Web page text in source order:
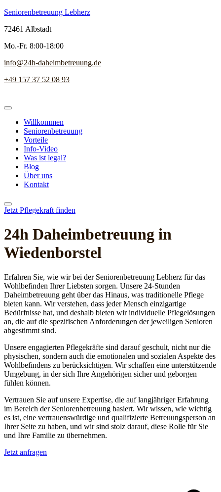
Seniorenbetreuung Lebherz
72461 Albstadt
Mo.-Fr. 8:00-18:00
info@24h-daheimbetreuung.de
+49 157 37 52 08 93
Willkommen
Seniorenbetreuung
Vorteile
Info-Video
Was ist legal?
Blog
Über uns
Kontakt
Jetzt Pflegekraft finden
24h Daheim­betreuung in
Wiedenborstel
Erfahren Sie, wie wir bei der Seniorenbetreuung Lebherz für das
Wohlbefinden Ihrer Liebsten sorgen. Unsere 24-Stunden
Daheimbetreuung geht über das Hinaus, was traditionelle Pflege
bieten kann. Wir verstehen, dass jeder Mensch einzigartige
Bedürfnisse hat, und deshalb bieten wir individuelle Pflegelösungen
an, die auf die spezifischen Anforderungen der jeweiligen Senioren
abgestimmt sind.
Unsere engagierten Pflegekräfte sind darauf geschult, nicht nur die
physischen, sondern auch die emotionalen und sozialen Aspekte des
Wohlbefindens zu berücksichtigen. Wir schaffen eine unterstützende
Umgebung, in der sich Ihre Angehörigen sicher und geborgen
fühlen können.
Vertrauen Sie auf unsere Expertise, die auf langjähriger Erfahrung
im Bereich der Seniorenbetreuung basiert. Wir wissen, wie wichtig
es ist, eine vertrauenswürdige und qualifizierte Betreuungsperson an
Ihrer Seite zu haben, und wir sind stolz darauf, diese Rolle für Sie
und Ihre Familie zu übernehmen.
Jetzt anfragen